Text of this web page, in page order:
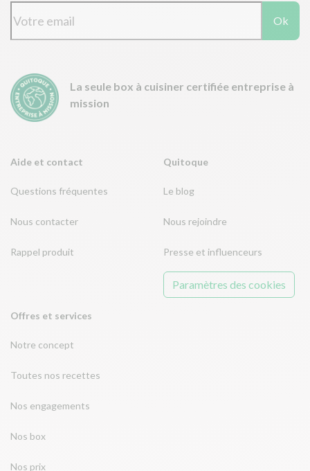
Aide et contact
Questions fréquentes
Nous contacter
Rappel produit
Offres et services
Notre concept
Toutes nos recettes
Nos engagements
Nos box
Nos prix
Quitoque
Le blog
Nous rejoindre
Presse et influenceurs
Paramètres des cookies
Ok
La seule box à cuisiner certifiée entreprise à
mission